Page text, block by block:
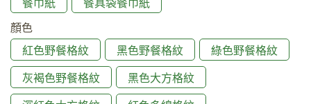
顏色
紅色野餐格紋
黑色野餐格紋
綠色野餐格紋
灰褐色野餐格紋
黑色大方格紋